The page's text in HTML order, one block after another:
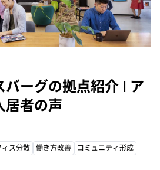
バーグの拠点紹介 | ア
者の声
ィス分散 働き方改善
コミュニティ形成